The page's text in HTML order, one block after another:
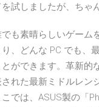
を試しましたが、ちゃ
も素晴らしいゲーム
り、どんな PC でも、
とができます。革新的
れた最新ミドルレン
こでは、ASUS製の「